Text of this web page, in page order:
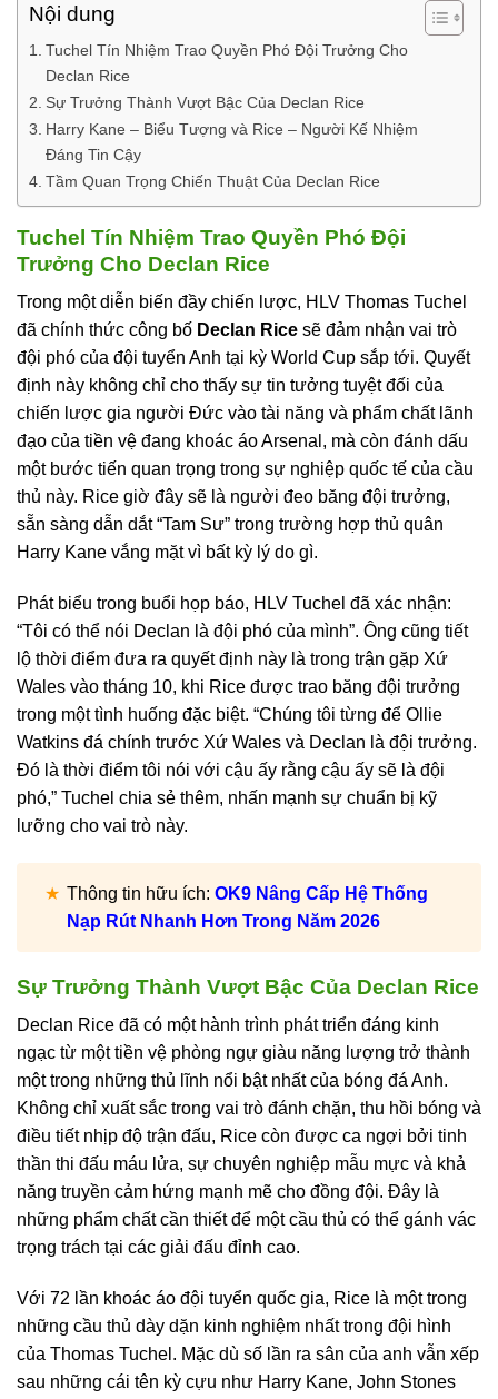
Nội dung
Tuchel Tín Nhiệm Trao Quyền Phó Đội Trưởng Cho
Declan Rice
Sự Trưởng Thành Vượt Bậc Của Declan Rice
Harry Kane – Biểu Tượng và Rice – Người Kế Nhiệm
Đáng Tin Cậy
Tầm Quan Trọng Chiến Thuật Của Declan Rice
Tuchel Tín Nhiệm Trao Quyền Phó Đội
Trưởng Cho Declan Rice
Trong một diễn biến đầy chiến lược, HLV Thomas Tuchel
đã chính thức công bố Declan Rice sẽ đảm nhận vai trò
đội phó của đội tuyển Anh tại kỳ World Cup sắp tới. Quyết
định này không chỉ cho thấy sự tin tưởng tuyệt đối của
chiến lược gia người Đức vào tài năng và phẩm chất lãnh
đạo của tiền vệ đang khoác áo Arsenal, mà còn đánh dấu
một bước tiến quan trọng trong sự nghiệp quốc tế của cầu
thủ này. Rice giờ đây sẽ là người đeo băng đội trưởng,
sẵn sàng dẫn dắt “Tam Sư” trong trường hợp thủ quân
Harry Kane vắng mặt vì bất kỳ lý do gì.
Phát biểu trong buổi họp báo, HLV Tuchel đã xác nhận:
“Tôi có thể nói Declan là đội phó của mình”. Ông cũng tiết
lộ thời điểm đưa ra quyết định này là trong trận gặp Xứ
Wales vào tháng 10, khi Rice được trao băng đội trưởng
trong một tình huống đặc biệt. “Chúng tôi từng để Ollie
Watkins đá chính trước Xứ Wales và Declan là đội trưởng.
Đó là thời điểm tôi nói với cậu ấy rằng cậu ấy sẽ là đội
phó,” Tuchel chia sẻ thêm, nhấn mạnh sự chuẩn bị kỹ
lưỡng cho vai trò này.
Thông tin hữu ích: OK9 Nâng Cấp Hệ Thống
Nạp Rút Nhanh Hơn Trong Năm 2026
Sự Trưởng Thành Vượt Bậc Của Declan Rice
Declan Rice đã có một hành trình phát triển đáng kinh
ngạc từ một tiền vệ phòng ngự giàu năng lượng trở thành
một trong những thủ lĩnh nổi bật nhất của bóng đá Anh.
Không chỉ xuất sắc trong vai trò đánh chặn, thu hồi bóng và
điều tiết nhịp độ trận đấu, Rice còn được ca ngợi bởi tinh
thần thi đấu máu lửa, sự chuyên nghiệp mẫu mực và khả
năng truyền cảm hứng mạnh mẽ cho đồng đội. Đây là
những phẩm chất cần thiết để một cầu thủ có thể gánh vác
trọng trách tại các giải đấu đỉnh cao.
Với 72 lần khoác áo đội tuyển quốc gia, Rice là một trong
những cầu thủ dày dặn kinh nghiệm nhất trong đội hình
của Thomas Tuchel. Mặc dù số lần ra sân của anh vẫn xếp
sau những cái tên kỳ cựu như Harry Kane, John Stones